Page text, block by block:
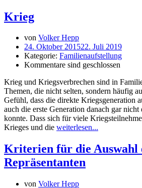
Krieg
von Volker Hepp
24. Oktober 201522. Juli 2019
Kategorie: Familienaufstellung
Kommentare sind geschlossen
Krieg und Kriegsverbrechen sind in
Themen, die nicht selten, sondern häufig
Gefühl, dass die direkte Kriegsgeneration
auch die erste Generation danach gar
konnte. Dass sich für viele
Krieges und die weiterlesen...
Kriterien für die Auswahl
Repräsentanten
von Volker Hepp